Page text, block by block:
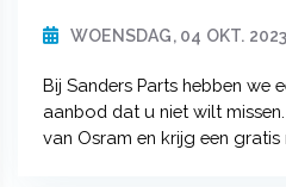
WOENSDAG, 04 OKT. 2023
Bij Sanders Parts hebben we
aanbod dat u niet wilt
van Osram en krijg een gratis